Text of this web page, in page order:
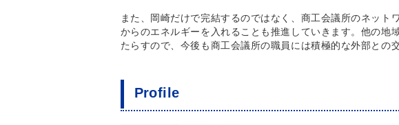
また、岡崎だけで完結するのではなく、商工会議所のネット
からのエネルギーを入れることも推進していきます。他の地
たらすので、今後も商工会議所の職員には積極的な外部との
Profile